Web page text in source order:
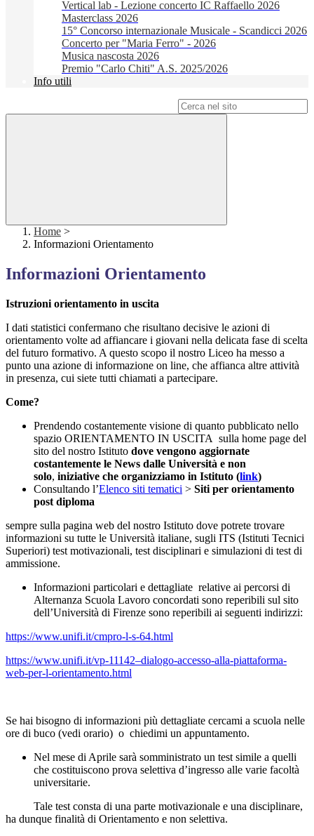
Vertical lab - Lezione concerto IC Raffaello 2026
Masterclass 2026
15° Concorso internazionale Musicale - Scandicci 2026
Concerto per "Maria Ferro" - 2026
Musica nascosta 2026
Premio "Carlo Chiti" A.S. 2025/2026
Info utili
Home >
Informazioni Orientamento
Informazioni Orientamento
Istruzioni orientamento in uscita
I dati statistici confermano che risultano decisive le azioni di
orientamento volte ad affiancare i giovani nella delicata fase di scelta
del futuro formativo. A questo scopo il nostro Liceo ha messo a
punto una azione di informazione on line, che affianca altre attività
in presenza, cui siete tutti chiamati a partecipare.
Come?
Prendendo costantemente visione di quanto pubblicato nello
spazio ORIENTAMENTO IN USCITA sulla home page del
sito del nostro Istituto dove vengono aggiornate
costantemente le News dalle Università e non
solo, iniziative che organizziamo in Istituto (link)
Consultando l’Elenco siti tematici > Siti per orientamento
post diploma
sempre sulla pagina web del nostro Istituto dove potrete trovare
informazioni su tutte le Università italiane, sugli ITS (Istituti Tecnici
Superiori) test motivazionali, test disciplinari e simulazioni di test di
ammissione.
Informazioni particolari e dettagliate relative ai percorsi di
Alternanza Scuola Lavoro concordati sono reperibili sul sito
dell’Università di Firenze sono reperibili ai seguenti indirizzi:
https://www.unifi.it/cmpro-l-s-64.html
https://www.unifi.it/vp-11142–dialogo-accesso-alla-piattaforma-
web-per-l-orientamento.html
Se hai bisogno di informazioni più dettagliate cercami a scuola nelle
ore di buco (vedi orario) o chiedimi un appuntamento.
Nel mese di Aprile sarà somministrato un test simile a quelli
che costituiscono prova selettiva d’ingresso alle varie facoltà
universitarie.
Tale test consta di una parte motivazionale e una disciplinare,
ha dunque finalità di Orientamento e non selettiva.